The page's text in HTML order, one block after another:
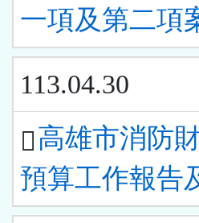
一項及第二項
113.04.30
高雄市消防
預算工作報告